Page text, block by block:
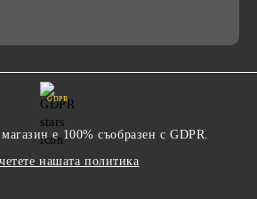
GDPR
е 100% съобразен с GDPR.
нашата политика